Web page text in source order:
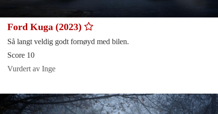
Ford Kuga (2023)
Så langt veldig godt fornøyd med bilen.
Score 10
Vurdert av Inge